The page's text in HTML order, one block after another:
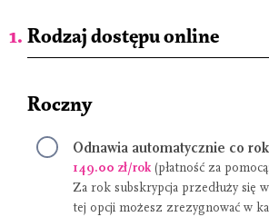
Rodzaj dostępu online
Roczny
Odnawia automatycznie co rok
149.00 zł/rok (płatność za
Za rok subskrypcja przedłuży się
tej opcji możesz zrezygnować w